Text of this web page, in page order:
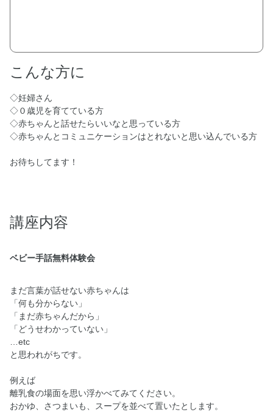
こんな方に
◇妊婦さん
◇０歳児を育てている方
◇赤ちゃんと話せたらいいなと思っている方
◇赤ちゃんとコミュニケーションはとれないと思い込んでいる方
お待ちしてます！
講座内容
ベビー手話無料体験会
まだ言葉が話せない赤ちゃんは
「何も分からない」
「まだ赤ちゃんだから」
「どうせわかっていない」
…etc
と思われがちです。
例えば
離乳食の場面を思い浮かべてみてください。
おかゆ、さつまいも、スープを並べて置いたとします。